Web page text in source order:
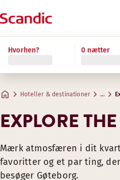
Hvorhen? 0 nætter
Hoteller & destinationer …
EXPLORE
Mærk atmosfæren i dit
favoritter og et par ting,
besøger Gøteborg.